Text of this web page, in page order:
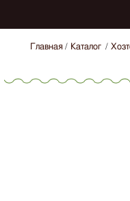
Главная Каталог